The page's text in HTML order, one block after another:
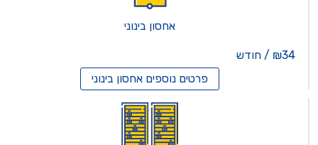
אחסון בינוני
₪34 / חודש
פרטים נוספיםאחסון בינוני